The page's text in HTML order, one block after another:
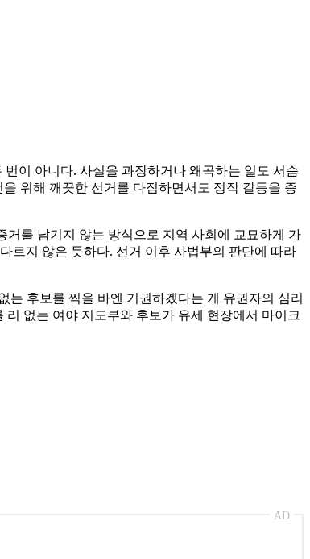
이 아니다. 사실을 과장하거나 왜곡하는 일도 서슴
위해 깨끗한 선거를 다짐하면서도 정작 갈등을 증
를 남기지 않는 방식으로 지역 사회에 교묘하게 가
르지 않은 듯하다. 선거 이후 사법부의 판단에 따라
후보를 찍을 바엔 기권하겠다는 게 유권자의 심리
없는 여야 지도부와 후보가 유세 현장에서 마이크
AD